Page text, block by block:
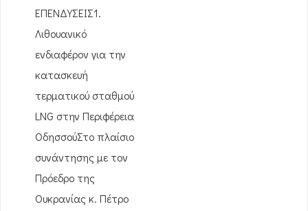
ΕΠΕΝΔΥΣΕΙΣ1.
Λιθουανικό
ενδιαφέρον για την
κατασκευή
τερματικού σταθμού
LNG στην Περιφέρεια
ΟδησσούΣτο πλαίσιο
συνάντησης με τον
Πρόεδρο της
Ουκρανίας κ. Πέτρο